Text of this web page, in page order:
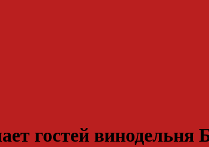
гостей винодельня